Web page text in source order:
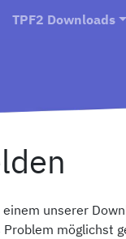
TPF2 Downloads
unserer
möglichst